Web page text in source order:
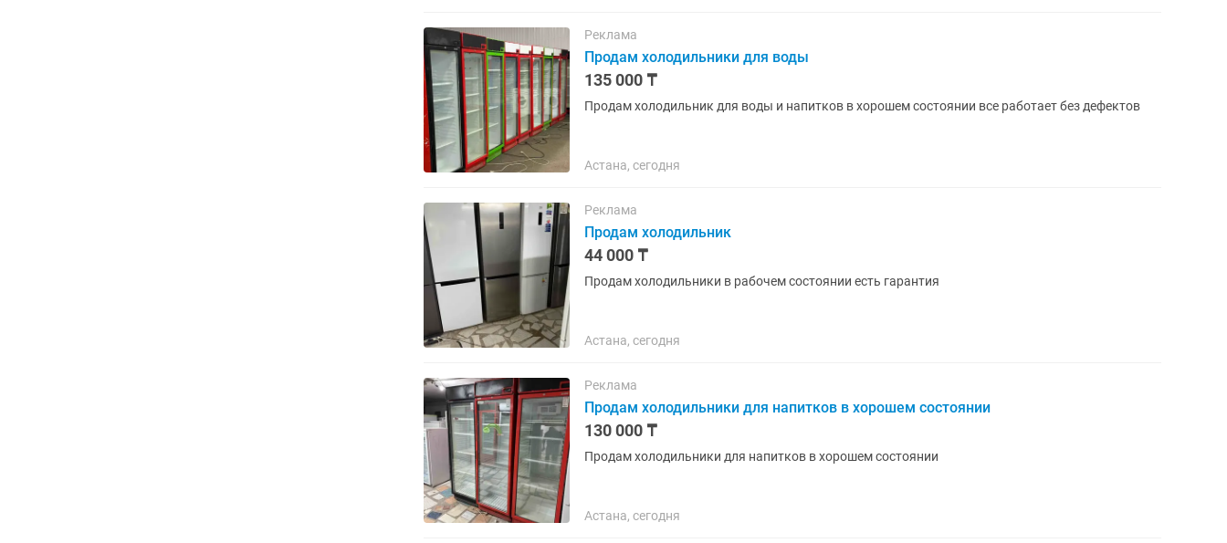
Реклама
Продам холодильники для воды
135 000 ₸
Продам холодильник для воды и напитков в хорошем состоянии все работает без дефектов
Астана, сегодня
Реклама
Продам холодильник
44 000 ₸
Продам холодильники в рабочем состоянии есть гарантия
Астана, сегодня
Реклама
Продам холодильники для напитков в хорошем состоянии
130 000 ₸
Продам холодильники для напитков в хорошем состоянии
Астана, сегодня